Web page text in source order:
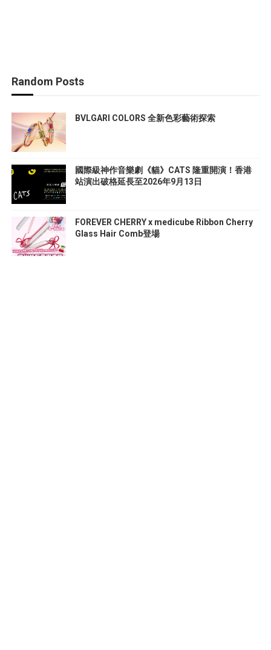
Random Posts
BVLGARI COLORS 全新色彩藝術探索
國際級神作音樂劇《貓》CATS 隆重開演！香港
站演出破格延長至2026年9月13日
FOREVER CHERRY x medicube Ribbon Cherry
Glass Hair Comb登場